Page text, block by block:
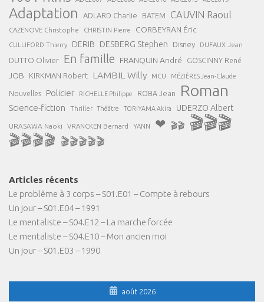
Adaptation ADLARD Charlie BATEM CAUVIN Raoul
CAZENOVE Christophe CHRISTIN Pierre CORBEYRAN Éric
CULLIFORD Thierry DERIB DESBERG Stephen Disney DUFAUX Jean
DUTTO Olivier En famille FRANQUIN André GOSCINNY René
JOB KIRKMAN Robert LAMBIL Willy MCU MÉZIÈRES Jean-Claude
Nouvelles Policier RICHELLE Philippe ROBA Jean Roman
Science-fiction Thriller Théâtre TORIYAMA Akira UDERZO Albert
URASAWA Naoki VRANCKEN Bernard YANN ❤ 🎬🎬 🎬🎬🎬
🎬🎬🎬🎬 🎬🎬🎬🎬🎬
Articles récents
Le problème à 3 corps – S01.E01 – Compte à rebours
Un jour – S01.E04 – 1991
Le mentaliste – S04.E12 – La marche forcée
Le mentaliste – S04.E10 – Mon ancien moi
Un jour – S01.E03 – 1990
août 2026